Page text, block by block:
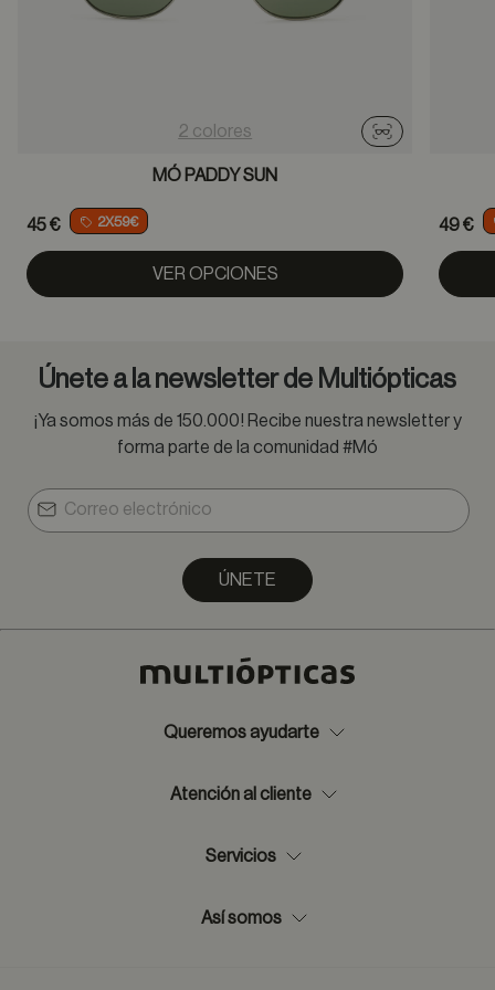
2 colores
Probador
MÓ PADDY SUN
45 € 2X59€
VER OPCIONES
49 €
Únete a la newsletter de Multiópticas
¡Ya somos más de 150.000! Recibe nuestra newsletter y
forma parte de la comunidad #Mó
ÚNETE
Queremos ayudarte
Atención al cliente
Servicios
Así somos